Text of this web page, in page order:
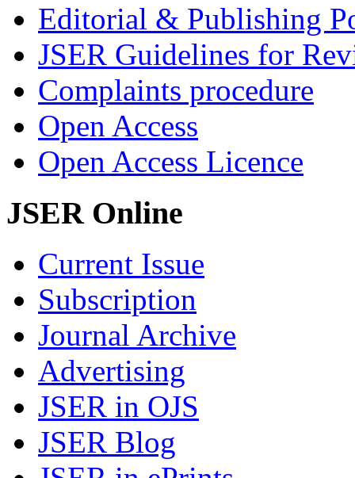
Editorial & Publishing
JSER Guidelines for
Complaints procedure
Open Access
Open Access Licence
JSER Online
Current Issue
Subscription
Journal Archive
Advertising
JSER in OJS
JSER Blog